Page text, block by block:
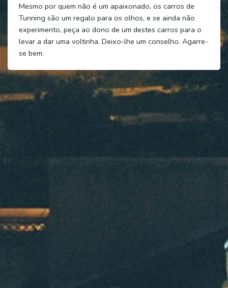
Mesmo por quem não é um apaixonado, os carros de
Tunning são um regalo para os olhos, e se ainda não
experimento, peça ao dono de um destes carros para o
levar a dar uma voltinha. Deixo-lhe um conselho. Agarre-
se bem.